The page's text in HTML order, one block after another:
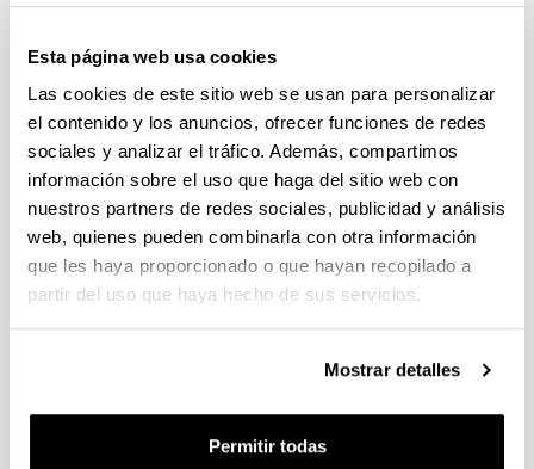
Esta página web usa cookies
Las cookies de este sitio web se usan para personalizar
el contenido y los anuncios, ofrecer funciones de redes
sociales y analizar el tráfico. Además, compartimos
información sobre el uso que haga del sitio web con
nuestros partners de redes sociales, publicidad y análisis
web, quienes pueden combinarla con otra información
que les haya proporcionado o que hayan recopilado a
partir del uso que haya hecho de sus servicios.
Mostrar detalles
Permitir todas
Perfeccionamiento de Personal Investigador Doctor,
Gobierno Vasco 2026-2029
Plazo de presentación cerrado: 19/06/2026 - 20/07/2026
El plazo para la obtención del documento de compromiso
finaliza el 15/07/2026 incluido
PROYECTOS DE INVESTIGACIÓN LIDERADOS POR
PERSONAL NOVEL (2026)
Plazo de presentación cerrado: 27/04/2026 - 18/05/2026 23:59
Listado definitivo de solicitudes admitidas y excluidas para
evaluación. (01/06/2026)
CONVOCATORIA DE AYUDAS A GRUPOS DE
UNIVERSITARIOS NUEVOS